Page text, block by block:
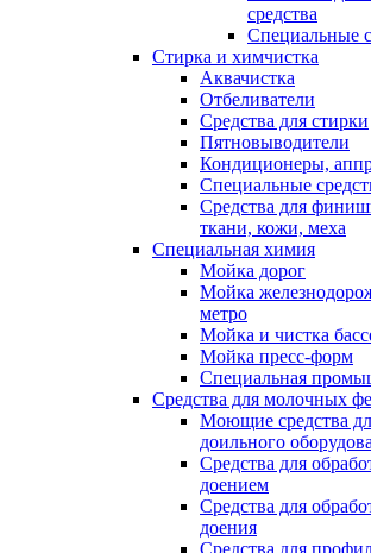
средства
Специальные
Стирка и химчистка
Аквачистка
Отбеливатели
Средства для стирки
Пятновыводители
Кондиционеры,
Специальные
Средства для
ткани, кожи, меха
Специальная химия
Мойка дорог
Мойка
метро
Мойка и чистка
Мойка пресс-форм
Специальная
Средства для молочных
Моющие средства
доильного
Средства для
доением
Средства для
доения
Средства для